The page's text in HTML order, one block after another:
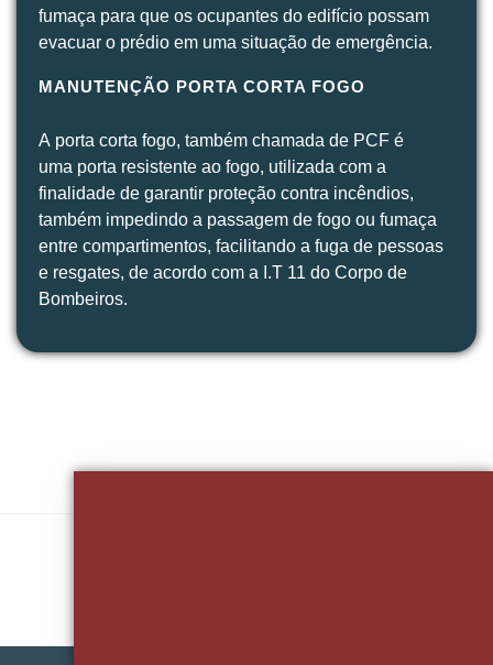
fumaça para que os ocupantes do edifício possam
evacuar o prédio em uma situação de emergência.
MANUTENÇÃO PORTA CORTA FOGO
A porta corta fogo, também chamada de PCF é
uma porta resistente ao fogo, utilizada com a
finalidade de garantir proteção contra incêndios,
também impedindo a passagem de fogo ou fumaça
entre compartimentos, facilitando a fuga de pessoas
e resgates, de acordo com a I.T 11 do Corpo de
Bombeiros.